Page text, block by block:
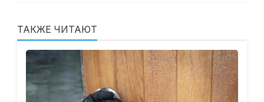
ТАКЖЕ ЧИТАЮТ